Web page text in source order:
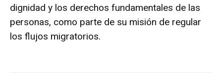
dignidad y los derechos fundamentales de las
personas, como parte de su misión de regular
los flujos migratorios.